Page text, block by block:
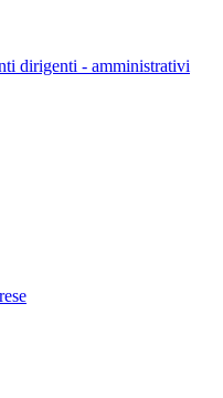
dirigenti - amministrativi